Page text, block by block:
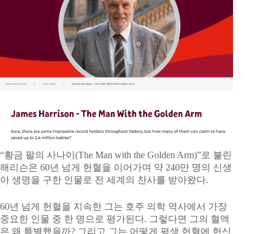
“황금 팔의 사나이(The Man with the Golden Arm)”로 불린
해리슨은 60년 넘게 헌혈을 이어가며 약 240만 명의 신생
아 생명을 구한 인물로 전 세계의 찬사를 받아왔다.
60년 넘게 헌혈을 지속한 그는 호주 의학 역사에서 가장
중요한 인물 중 한 명으로 평가된다. 그렇다면 그의 혈액
은 왜 특별했을까? 그리고 그는 어떻게 평생 헌혈에 헌신